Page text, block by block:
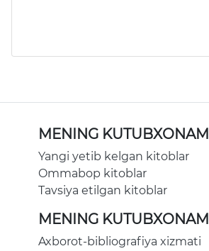
MENING KUTUBXONAM
Yangi yetib kelgan kitoblar
Ommabop kitoblar
Tavsiya etilgan kitoblar
MENING KUTUBXONAM
Axborot-bibliografiya xizmati